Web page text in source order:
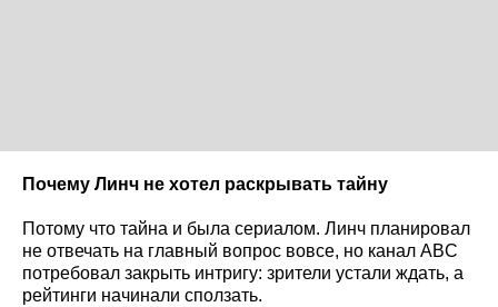
Почему Линч не хотел раскрывать тайну
Потому что тайна и была сериалом. Линч планировал
не отвечать на главный вопрос вовсе, но канал ABC
потребовал закрыть интригу: зрители устали ждать, а
рейтинги начинали сползать.